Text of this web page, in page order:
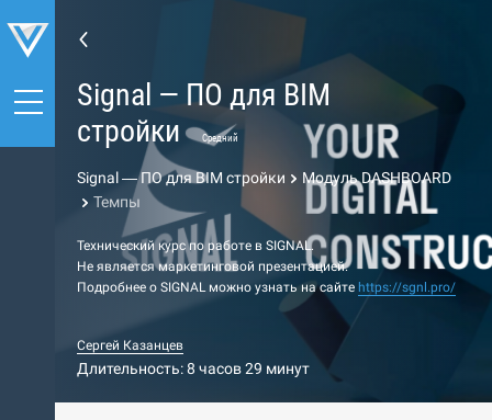
Signal — ПО для BIM
стройки
Средний
Signal — ПО для BIM стройки
Модуль DASHBOARD
Темпы
Технический курс по работе в SIGNAL.
Не является маркетинговой презентацией.
Подробнее о SIGNAL можно узнать на сайте https://sgnl.pro/
Сергей Казанцев
Длительность: 8 часов 29 минут